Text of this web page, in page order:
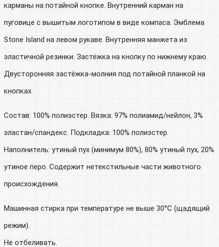
карманы на потайной кнопке. Внутренний карман на
пуговице с вышитым логотипом в виде компаса. Эмблема
Stone Island на левом рукаве. Внутренняя манжета из
эластичной резинки. Застёжка на кнопку по нижнему краю.
Двусторонняя застёжка-молния под потайной планкой на
кнопках.
Состав: 100% полиэстер. Вязка: 97% полиамид/нейлон, 3%
эластан/спандекс. Подкладка: 100% полиэстер.
Наполнитель: утиный пух (минимум 80%), 80% утиный пух, 20%
утиное перо. Содержит нетекстильные части животного
происхождения.
Машинная стирка при температуре не выше 30°C (щадящий
режим).
Не отбеливать.